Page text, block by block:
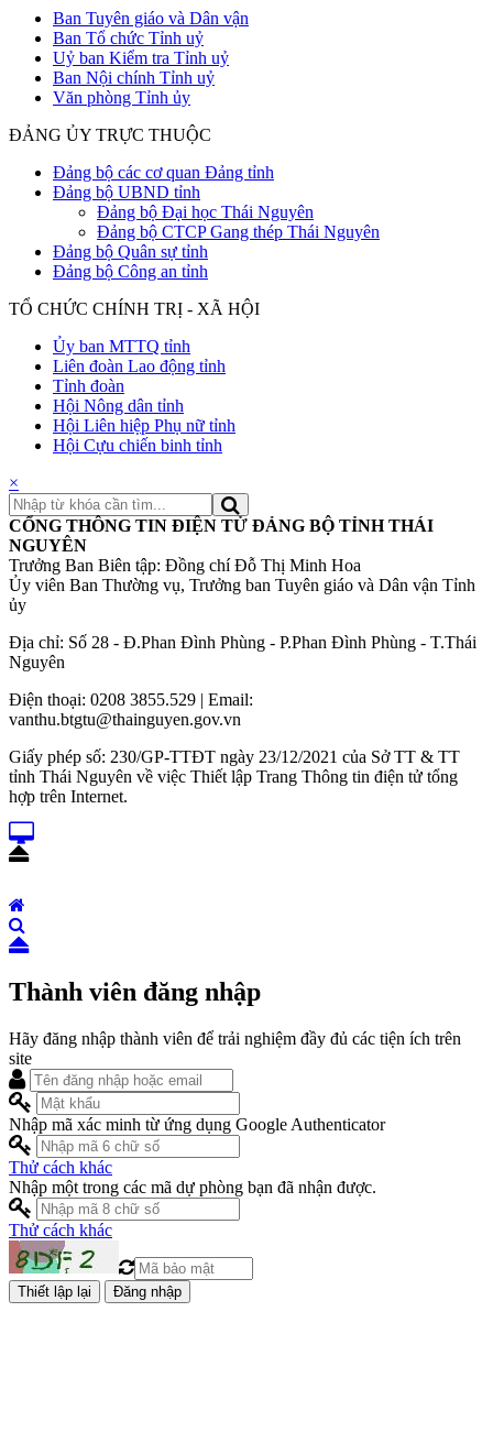
Ban Tuyên giáo và Dân vận
Ban Tổ chức Tỉnh uỷ
Uỷ ban Kiểm tra Tỉnh uỷ
Ban Nội chính Tỉnh uỷ
Văn phòng Tỉnh ủy
ĐẢNG ỦY TRỰC THUỘC
Đảng bộ các cơ quan Đảng tỉnh
Đảng bộ UBND tỉnh
Đảng bộ Đại học Thái Nguyên
Đảng bộ CTCP Gang thép Thái Nguyên
Đảng bộ Quân sự tỉnh
Đảng bộ Công an tỉnh
TỔ CHỨC CHÍNH TRỊ - XÃ HỘI
Ủy ban MTTQ tỉnh
Liên đoàn Lao động tỉnh
Tỉnh đoàn
Hội Nông dân tỉnh
Hội Liên hiệp Phụ nữ tỉnh
Hội Cựu chiến binh tỉnh
×
CỔNG THÔNG TIN ĐIỆN TỬ ĐẢNG BỘ TỈNH THÁI
NGUYÊN
Trưởng Ban Biên tập: Đồng chí Đỗ Thị Minh Hoa
Ủy viên Ban Thường vụ, Trưởng ban Tuyên giáo và Dân vận Tỉnh
ủy
Địa chỉ: Số 28 - Đ.Phan Đình Phùng - P.Phan Đình Phùng - T.Thái
Nguyên
Điện thoại: 0208 3855.529 | Email:
vanthu.btgtu@thainguyen.gov.vn
Giấy phép số: 230/GP-TTĐT ngày 23/12/2021 của Sở TT & TT
tỉnh Thái Nguyên về việc Thiết lập Trang Thông tin điện tử tổng
hợp trên Internet.
Thành viên đăng nhập
Hãy đăng nhập thành viên để trải nghiệm đầy đủ các tiện ích trên
site
Nhập mã xác minh từ ứng dụng Google Authenticator
Thử cách khác
Nhập một trong các mã dự phòng bạn đã nhận được.
Thử cách khác
Đăng nhập